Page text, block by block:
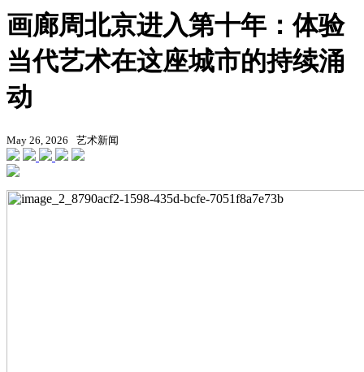
画廊周北京进入第十年：体验
当代艺术在这座城市的持续涌
动
May 26, 2026 艺术新闻